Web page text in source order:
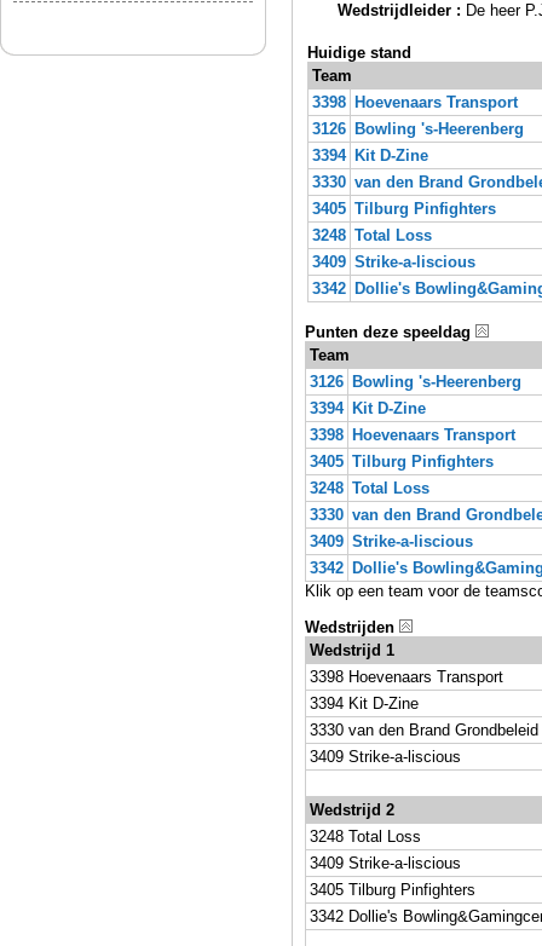
Wedstrijdleider : De heer
Huidige stand
Team
3398 Hoevenaars Transport
3126 Bowling 's-Heerenberg
3394 Kit D-Zine
3330 van den Brand
3405 Tilburg Pinfighters
3248 Total Loss
3409 Strike-a-liscious
3342 Dollie's
Punten deze speeldag
Team
3126 Bowling 's-Heerenberg
3394 Kit D-Zine
3398 Hoevenaars Transport
3405 Tilburg Pinfighters
3248 Total Loss
3330 van den Brand
3409 Strike-a-liscious
3342 Dollie's
Klik op een team voor de
Wedstrijden
Wedstrijd 1
3398 Hoevenaars Transport
3394 Kit D-Zine
3330 van den Brand Grondbeleid
3409 Strike-a-liscious
Wedstrijd 2
3248 Total Loss
3409 Strike-a-liscious
3405 Tilburg Pinfighters
3342 Dollie's